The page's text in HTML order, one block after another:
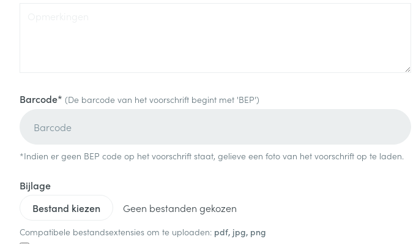
Barcode* (De barcode van het voorschrift begint met 'BEP')
*Indien er geen BEP code op het voorschrift staat, gelieve een foto van het voorschrift op te laden.
Bijlage
Geen bestanden gekozen
Compatibele bestandsextensies om te uploaden: pdf, jpg, png